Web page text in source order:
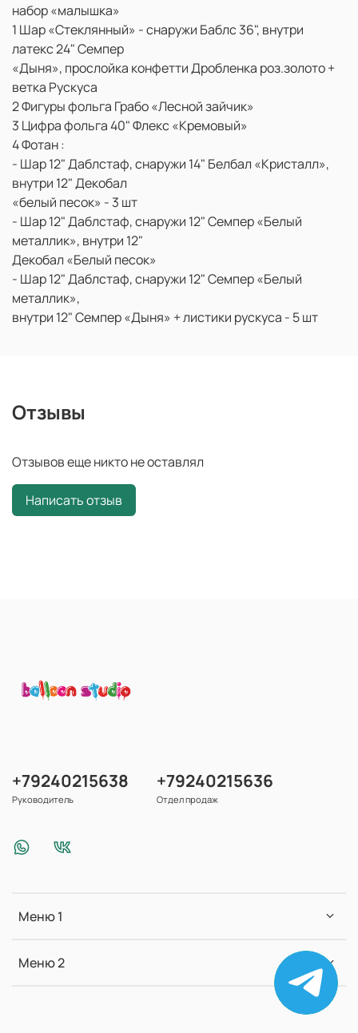
набор «малышка»
1 Шар «Стеклянный» - снаружи Баблс 36", внутри
латекс 24" Семпер
«Дыня», прослойка конфетти Дробленка роз.золото +
ветка Рускуса
2 Фигуры фольга Грабо «Лесной зайчик»
3 Цифра фольга 40" Флекс «Кремовый»
4 Фотан :
- Шар 12" Даблстаф, снаружи 14" Белбал «Кристалл»,
внутри 12" Декобал
«белый песок» - 3 шт
- Шар 12" Даблстаф, снаружи 12" Семпер «Белый
металлик», внутри 12"
Декобал «Белый песок»
- Шар 12" Даблстаф, снаружи 12" Семпер «Белый
металлик»,
внутри 12" Семпер «Дыня» + листики рускуса - 5 шт
Отзывы
Отзывов еще никто не оставлял
Написать отзыв
Меню 1
Меню 2
+79240215638
Руководитель
+79240215636
Отдел продаж